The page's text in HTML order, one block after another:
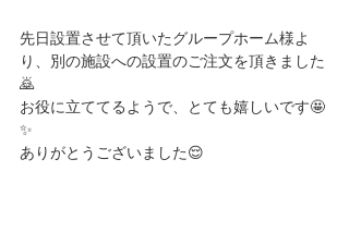
先日設置させて頂いたグループホーム様よ
り、別の施設への設置のご注文を頂きました
🙇
お役に立ててるようで、とても嬉しいです🤩
✨
ありがとうございました😌